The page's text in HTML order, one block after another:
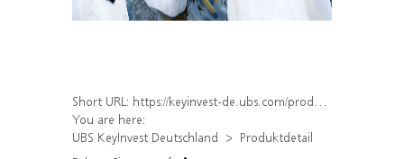
Short URL: https://keyinvest-de.ubs.com/produkt/detail/index/isin/DE000WA7GFF1
You are here:
UBS KeyInvest Deutschland
Produktdetail